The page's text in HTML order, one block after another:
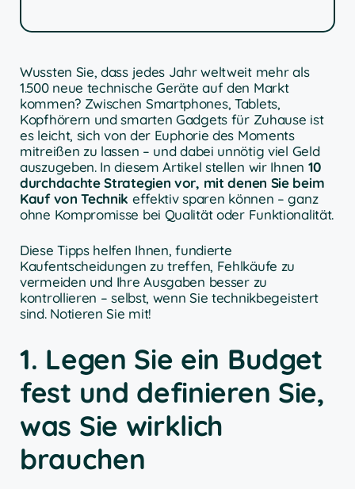
Wussten Sie, dass jedes Jahr weltweit mehr als
1.500 neue technische Geräte auf den Markt
kommen? Zwischen Smartphones, Tablets,
Kopfhörern und smarten Gadgets für Zuhause ist
es leicht, sich von der Euphorie des Moments
mitreißen zu lassen – und dabei unnötig viel Geld
auszugeben. In diesem Artikel stellen wir Ihnen 10
durchdachte Strategien vor, mit denen Sie beim
Kauf von Technik effektiv sparen können – ganz
ohne Kompromisse bei Qualität oder Funktionalität.
Diese Tipps helfen Ihnen, fundierte
Kaufentscheidungen zu treffen, Fehlkäufe zu
vermeiden und Ihre Ausgaben besser zu
kontrollieren – selbst, wenn Sie technikbegeistert
sind. Notieren Sie mit!
1. Legen Sie ein Budget
fest und definieren Sie,
was Sie wirklich
brauchen